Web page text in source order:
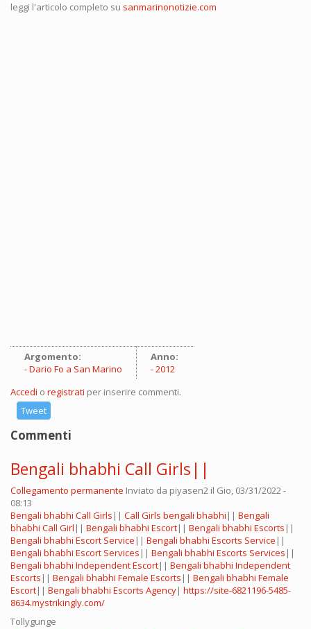
leggi l'articolo completo su sanmarinonotizie.com
Argomento:
Dario Fo a San Marino
Anno:
2012
Accedi o registrati per inserire commenti.
Tweet
Commenti
Bengali bhabhi Call Girls||
Collegamento permanente Inviato da piyasen2 il Gio, 03/31/2022 -
08:13
Bengali bhabhi Call Girls || Call Girls bengali bhabhi || Bengali
bhabhi Call Girl || Bengali bhabhi Escort|| Bengali bhabhi Escorts ||
Bengali bhabhi Escort Service || Bengali bhabhi Escorts Service ||
Bengali bhabhi Escort Services || Bengali bhabhi Escorts Services ||
Bengali bhabhi Independent Escort|| Bengali bhabhi Independent
Escorts || Bengali bhabhi Female Escorts || Bengali bhabhi Female
Escort|| Bengali bhabhi Escorts Agency| https://site-6821196-5485-
8634.mystrikingly.com/
Tollygunge